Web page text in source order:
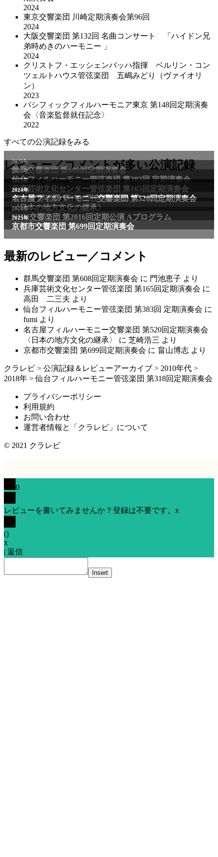
2024
東京交響楽団 川崎定期演奏会第96回
2024
大阪交響楽団 第132回 名曲コンサート 「ハイドン兄
弟時めきのハーモニー 」
2024
クリストフ・エッシェンバッハ指揮 ベルリン・コン
ツェルトハウス管弦楽団 五嶋みどり（ヴァイオリ
ン）
2023
パシフィックフィルハーモニア東京 第148回定期演奏
会〈音楽監督就任記念〉
2022
すべての公演記録をみる
レビュー／コメントが多い公演記録
2025年
群馬交響楽団 第608回定期演奏会
2025年
仙台フィルハーモニー管弦楽団 第383回 定期演奏会
2025年
兵庫芸術文化センター管弦楽団 第165回定期演奏会
2011年
NHK交響楽団 第1706回定期公演Aプログラム
2024年
名古屋フィルハーモニー交響楽団 第520回定期演奏会
〈日本の地方文化の継承〉
2024年
NHK交響楽団 第2016回定期公演 Aプログラム
2025年
京都市交響楽団 第699回定期演奏会
最新のレビュー／コメント
群馬交響楽団 第608回定期演奏会 に 門池恵子 より
兵庫芸術文化センター管弦楽団 第165回定期演奏会 に
高田 二三夫 より
仙台フィルハーモニー管弦楽団 第383回 定期演奏会 に
fumi より
名古屋フィルハーモニー交響楽団 第520回定期演奏会
〈日本の地方文化の継承〉
に 芝崎浩三 より
京都市交響楽団 第699回定期演奏会 に 畠山博志 より
クラレビ > 公演記録＆レビューアーカイブ > 2010年代 >
2018年 >仙台フィルハーモニー管弦楽団 第318回定期演奏会
プライバシーポリシー
利用規約
お問い合わせ
運営者情報と「クラレビ」について
© 2021 クラレビ
0
レビューを書いてみませんか？登録は不要です。 x
()
x
| 返信
Insert